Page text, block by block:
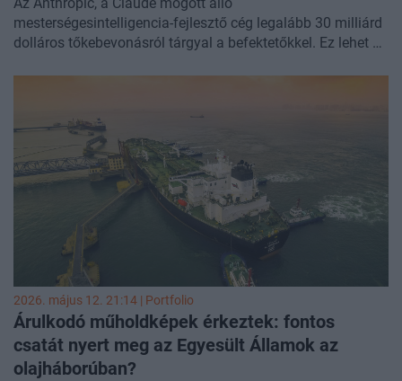
mesterségesintelligencia-fejlesztő cég legalább 30 milliárd
dolláros tőkebevonásról tárgyal a befektetőkkel. Ez lehet a
2026. május 12. 21:14 | Portfolio
Árulkodó műholdképek érkeztek: fontos
csatát nyert meg az Egyesült Államok az
olajháborúban?